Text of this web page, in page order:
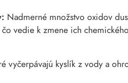
Nadmerné množstvo oxidov
vedie k zmene ich
vyčerpávajú kyslík z vody a